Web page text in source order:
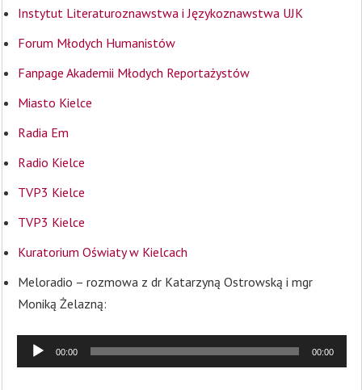
Instytut Literaturoznawstwa i Językoznawstwa UJK
Forum Młodych Humanistów
Fanpage Akademii Młodych Reportażystów
Miasto Kielce
Radia Em
Radio Kielce
TVP3 Kielce
TVP3 Kielce
Kuratorium Oświaty w Kielcach
Meloradio – rozmowa z dr Katarzyną Ostrowską i mgr
Moniką Żelazną:
00:00 00:00